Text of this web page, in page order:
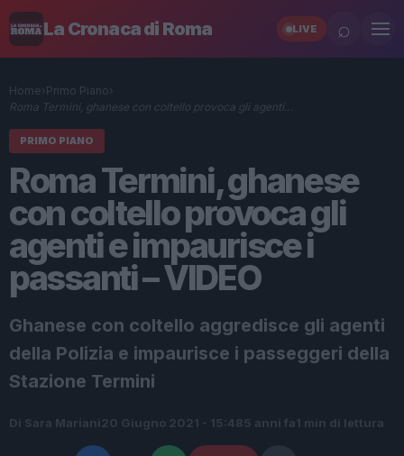
La Cronaca di Roma LIVE ⌕
Home› Primo Piano›
Roma Termini, ghanese con coltello provoca gli agenti…
PRIMO PIANO
Roma Termini, ghanese
con coltello provoca gli
agenti e impaurisce i
passanti – VIDEO
Ghanese con coltello aggredisce gli agenti
della Polizia e impaurisce i passeggeri della
Stazione Termini
Di Sara Mariani20 Giugno 2021 - 15:485 anni fa 1 min di lettura